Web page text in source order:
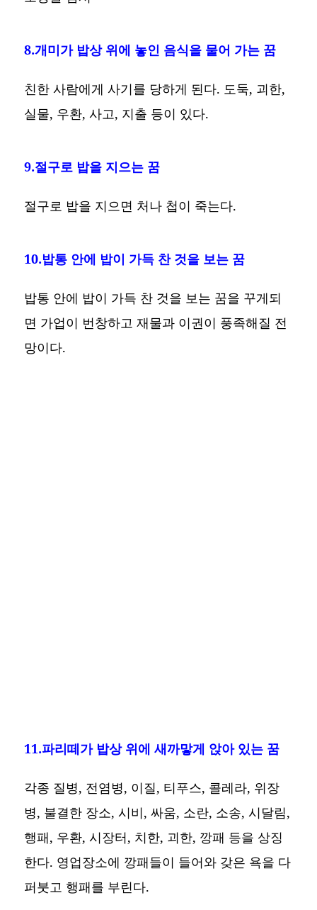
8.개미가 밥상 위에 놓인 음식을 물어 가는 꿈
친한 사람에게 사기를 당하게 된다. 도둑, 괴한,
실물, 우환, 사고, 지출 등이 있다.
9.절구로 밥을 지으는 꿈
절구로 밥을 지으면 처나 첩이 죽는다.
10.밥통 안에 밥이 가득 찬 것을 보는 꿈
밥통 안에 밥이 가득 찬 것을 보는 꿈을 꾸게되
면 가업이 번창하고 재물과 이권이 풍족해질 전
망이다.
11.파리떼가 밥상 위에 새까맣게 앉아 있는 꿈
각종 질병, 전염병, 이질, 티푸스, 콜레라, 위장
병, 불결한 장소, 시비, 싸움, 소란, 소송, 시달림,
행패, 우환, 시장터, 치한, 괴한, 깡패 등을 상징
한다. 영업장소에 깡패들이 들어와 갖은 욕을 다
퍼붓고 행패를 부린다.